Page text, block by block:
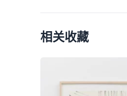
相关收藏